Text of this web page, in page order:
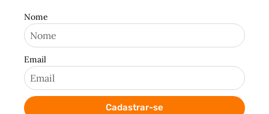
Nome
Email
Cadastrar-se